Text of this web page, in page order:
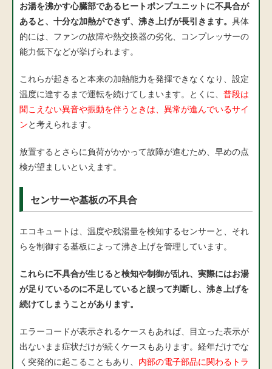
お湯を沸かす心臓部であるヒートポンプユニットに不具合が
あると、十分な加熱ができず、沸き上げが長引きます。 具体
的には、ファンの故障や熱交換器の劣化、コンプレッサーの
能力低下などが挙げられます。
これらが起きると本来の加熱能力を発揮できなくなり、設定
温度に達するまで運転を続けてしまいます。とくに、 普段は
聞こえない異音や振動を伴うときは、異常が進んでいるサイ
ンと考えられます。
放置するとさらに負荷がかかって故障が進むため、早めの点
検が望ましいといえます。
センサーや基板の不具合
エコキュートは、温度や残湯量を検知するセンサーと、それ
らを制御する基板によって沸き上げを管理しています。
これらに不具合が生じると検知や制御が乱れ、実際にはお湯
が足りているのに不足していると誤って判断し、沸き上げを
続けてしまうことがあります。
エラーコードが表示されるケースもあれば、目立った表示が
出ないまま症状だけが続くケースもあります。経年だけでな
く突発的に起こることもあり、 内部の電子部品に関わるトラ